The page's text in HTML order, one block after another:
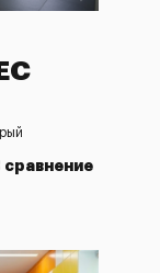
сравнение